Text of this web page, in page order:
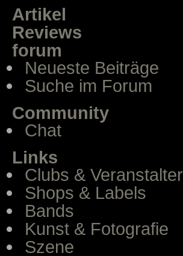
Artikel
Reviews
forum
Neueste Beiträge
Suche im Forum
Community
Chat
Links
Clubs & Veranstalter
Shops & Labels
Bands
Kunst & Fotografie
Szene